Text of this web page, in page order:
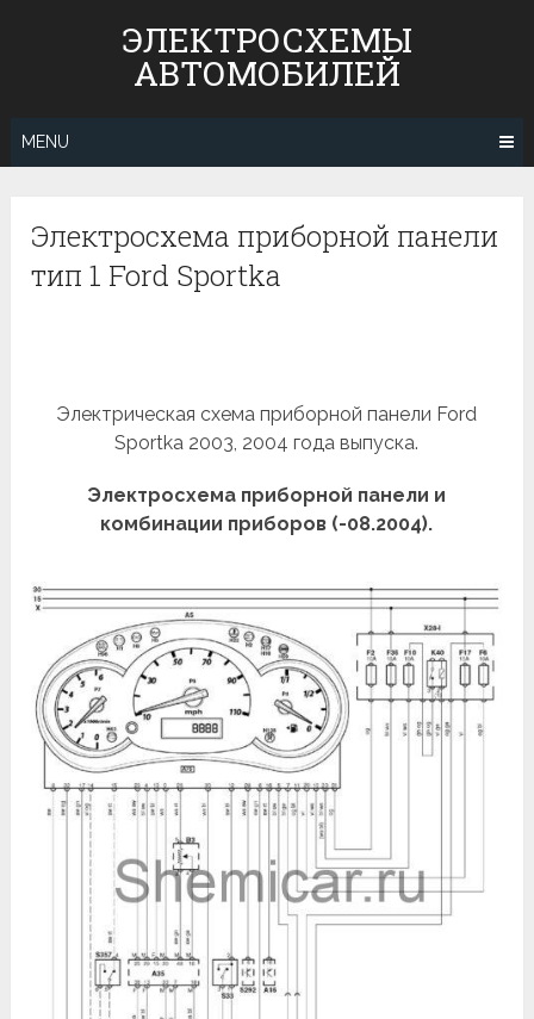
ЭЛЕКТРОСХЕМЫ
АВТОМОБИЛЕЙ
MENU
Электросхема приборной панели
тип 1 Ford Sportka
Электрическая схема приборной панели Ford
Sportka 2003, 2004 года выпуска.
Электросхема приборной панели и
комбинации приборов (-08.2004).